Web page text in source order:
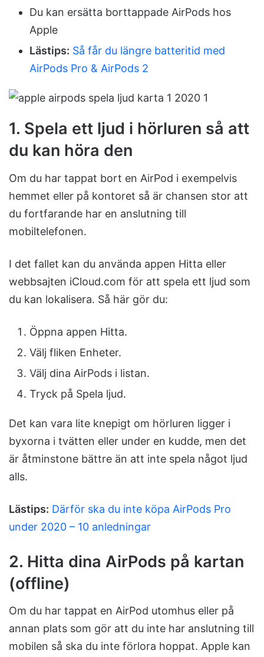
Du kan ersätta borttappade AirPods hos
Apple
Lästips: Så får du längre batteritid med
AirPods Pro & AirPods 2
1. Spela ett ljud i hörluren så att
du kan höra den
Om du har tappat bort en AirPod i exempelvis
hemmet eller på kontoret så är chansen stor att
du fortfarande har en anslutning till
mobiltelefonen.
I det fallet kan du använda appen Hitta eller
webbsajten iCloud.com för att spela ett ljud som
du kan lokalisera. Så här gör du:
Öppna appen Hitta.
Välj fliken Enheter.
Välj dina AirPods i listan.
Tryck på Spela ljud.
Det kan vara lite knepigt om hörluren ligger i
byxorna i tvätten eller under en kudde, men det
är åtminstone bättre än att inte spela något ljud
alls.
Lästips: Därför ska du inte köpa AirPods Pro
under 2020 – 10 anledningar
2. Hitta dina AirPods på kartan
(offline)
Om du har tappat en AirPod utomhus eller på
annan plats som gör att du inte har anslutning till
mobilen så ska du inte förlora hoppat. Apple kan